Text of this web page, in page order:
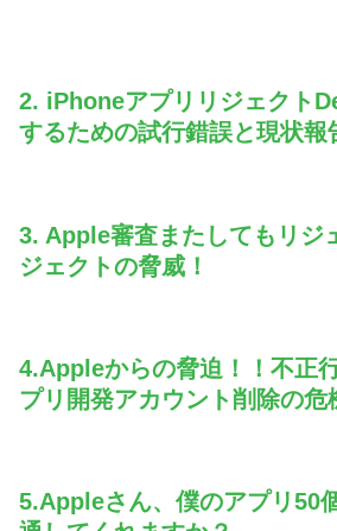
2. iPhoneアプリリジェクト
するための試行錯誤と現状報
3. Apple審査またしてもリジ
ジェクトの脅威！
4.Appleからの脅迫！！不正
プリ開発アカウント削除の危
5.Appleさん、僕のアプリ50